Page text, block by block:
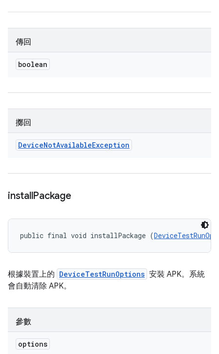
傳回
boolean
擲回
DeviceNotAvailableException
installPackage
public final void installPackage (
根據裝置上的 DeviceTestRunOptions 安裝 APK。系統
會自動清除 APK。
參數
options